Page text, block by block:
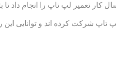
تعمیر لپ تاپ را انجام داد تا
شرکت کرده اند و توانایی این